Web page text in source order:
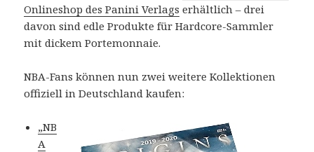
Onlineshop des Panini Verlags erhältlich – drei
davon sind edle Produkte für Hardcore-Sammler
mit dickem Portemonnaie.
NBA-Fans können nun zwei weitere Kollektionen
offiziell in Deutschland kaufen:
„NB
A